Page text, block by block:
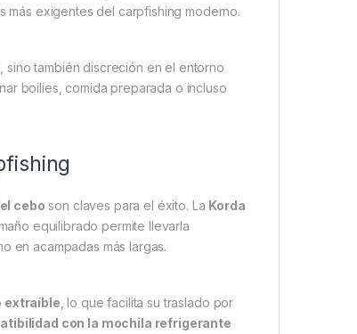
más exigentes del carpfishing moderno.
sino también discreción en el entorno
boilies, comida preparada o incluso
cebo son claves para el éxito. La Korda
equilibrado permite llevarla
en acampadas más largas.
extraíble , lo que facilita su traslado por
con la mochila refrigerante